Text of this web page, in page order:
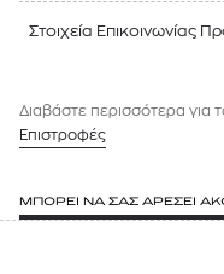
Στοιχεία Επικοινωνίας
Διαβάστε περισσότερα για
Επιστροφές
ΜΠΟΡΕΙ ΝΑ ΣΑΣ ΑΡΕΣΕΙ